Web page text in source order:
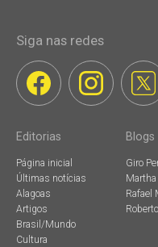
Siga nas redes
Editorias
Página inicial
Últimas notícias
Alagoas
Artigos
Brasil/Mundo
Cultura
Blogs
Giro
Rafael